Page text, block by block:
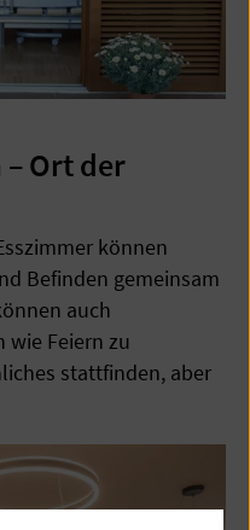
Ort der
können
Befinden gemeinsam
auch
wie Feiern zu
stattfinden, aber